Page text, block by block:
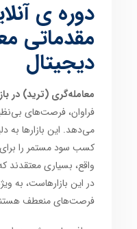
دوره ی
مقدماتی
دیجیتال
معامله‌گری (ترید) در
فراوان، فرصت‌های
می‌دهد. این بازارها به
کسب سود مستمر را برای
واقع، بسیاری معتقدند
در این بازارهاست، به
فرصت‌های منعطف